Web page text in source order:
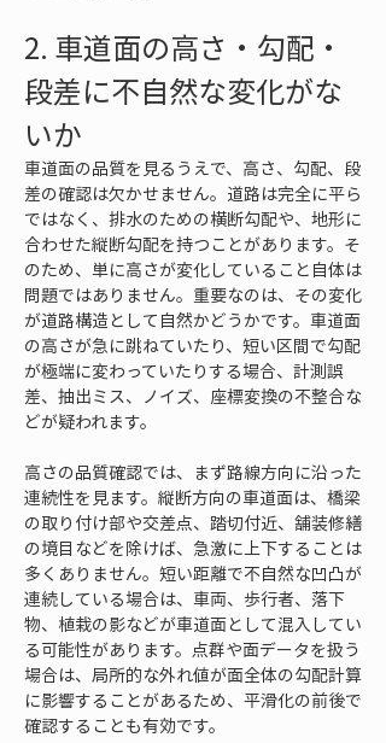
2. 車道面の高さ・勾配・
段差に不自然な変化がな
いか
車道面の品質を見るうえで、高さ、勾配、段
差の確認は欠かせません。道路は完全に平ら
ではなく、排水のための横断勾配や、地形に
合わせた縦断勾配を持つことがあります。そ
のため、単に高さが変化していること自体は
問題ではありません。重要なのは、その変化
が道路構造として自然かどうかです。車道面
の高さが急に跳ねていたり、短い区間で勾配
が極端に変わっていたりする場合、計測誤
差、抽出ミス、ノイズ、座標変換の不整合な
どが疑われます。
高さの品質確認では、まず路線方向に沿った
連続性を見ます。縦断方向の車道面は、橋梁
の取り付け部や交差点、踏切付近、舗装修繕
の境目などを除けば、急激に上下することは
多くありません。短い距離で不自然な凹凸が
連続している場合は、車両、歩行者、落下
物、植栽の影などが車道面として混入してい
る可能性があります。点群や面データを扱う
場合は、局所的な外れ値が面全体の勾配計算
に影響することがあるため、平滑化の前後で
確認することも有効です。